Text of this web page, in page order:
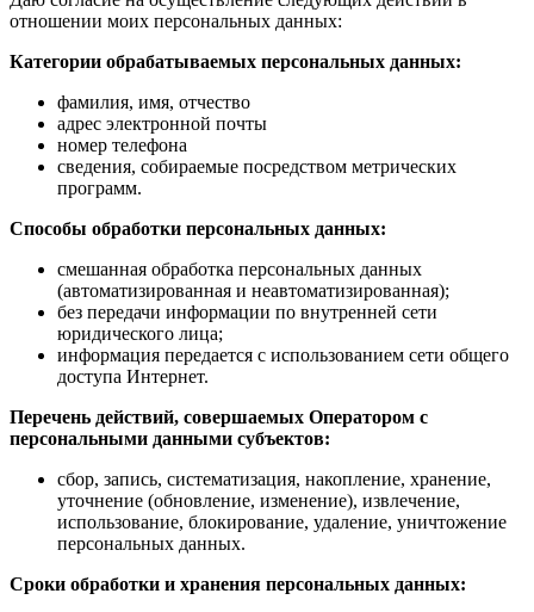
отношении моих персональных данных:
Категории обрабатываемых персональных данных:
фамилия, имя, отчество
адрес электронной почты
номер телефона
сведения, собираемые посредством метрических
программ.
Способы обработки персональных данных:
смешанная обработка персональных данных
(автоматизированная и неавтоматизированная);
без передачи информации по внутренней сети
юридического лица;
информация передается с использованием сети общего
доступа Интернет.
Перечень действий, совершаемых Оператором с
персональными данными субъектов:
сбор, запись, систематизация, накопление, хранение,
уточнение (обновление, изменение), извлечение,
использование, блокирование, удаление, уничтожение
персональных данных.
Сроки обработки и хранения персональных данных: